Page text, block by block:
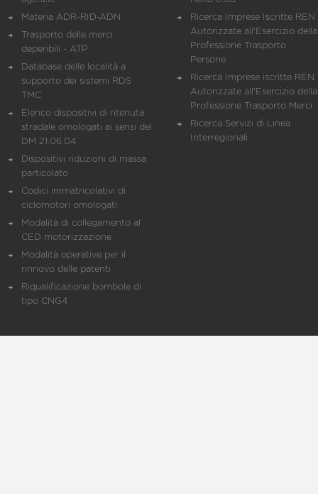
Materia ADR-RID-ADN
Trasporto delle merci
deperibili - ATP
Database delle località a
supporto dei sistemi RDS
TMC
Elenco dispositivi di ritenuta
stradale omologati ai sensi del
DM 21.06.04
Dispositivi riduzioni di massa
particolato
Codici immatricolativi di
ciclomotori omologati
Modalità di collegamento al
CED motorizzazione
Modalità operative per il
rinnovo delle patenti
Riqualificazione bombole di
tipo CNG4
Ricerca Imprese Iscritte REN
Autorizzate all'Esercizio della
Professione Trasporto
Persone
Ricerca Imprese iscritte REN
Autorizzate all'Esercizio della
Professione Trasporto Merci
Ricerca Servizi di Linea
Interregionali